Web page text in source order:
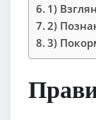
1)
2)
3)